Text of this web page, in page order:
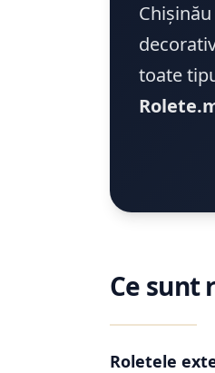
toate
Ce sunt
Roletele